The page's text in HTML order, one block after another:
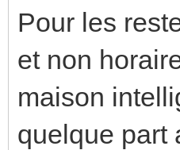
Pour les
et non
maison
quelque part